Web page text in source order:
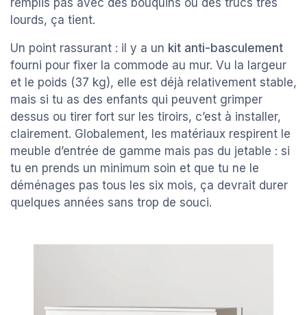
remplis pas avec des bouquins ou des trucs très
lourds, ça tient.
Un point rassurant : il y a un kit anti-basculement
fourni pour fixer la commode au mur. Vu la largeur
et le poids (37 kg), elle est déjà relativement stable,
mais si tu as des enfants qui peuvent grimper
dessus ou tirer fort sur les tiroirs, c’est à installer,
clairement. Globalement, les matériaux respirent le
meuble d’entrée de gamme mais pas du jetable : si
tu en prends un minimum soin et que tu ne le
déménages pas tous les six mois, ça devrait durer
quelques années sans trop de souci.